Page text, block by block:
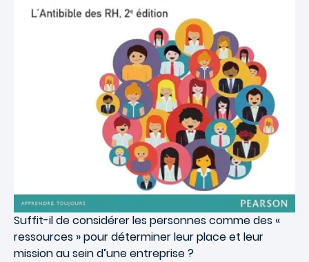
Suffit-il de considérer les personnes comme des «
ressources » pour déterminer leur place et leur
mission au sein d’une entreprise ?